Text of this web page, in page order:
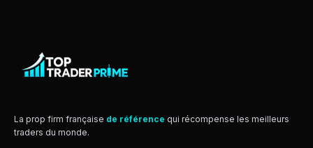
La prop firm française de référence qui récompense les meilleurs
traders du monde.